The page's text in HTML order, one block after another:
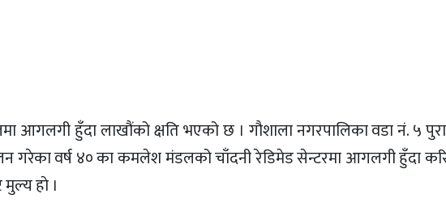
आगलगी हुँदा लाखौंको क्षति भएको छ । गौशाला नगरपालिका वडा नं. ५
गरेका वर्ष ४० का कमलेश मंडलको चाँदनी रेडिमेड सेन्टरमा आगलगी हुँदा
हाे ।